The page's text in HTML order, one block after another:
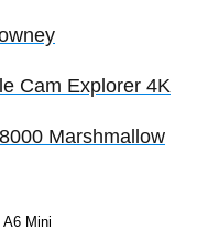
Cam Explorer 4K
Marshmallow
A6 Mini